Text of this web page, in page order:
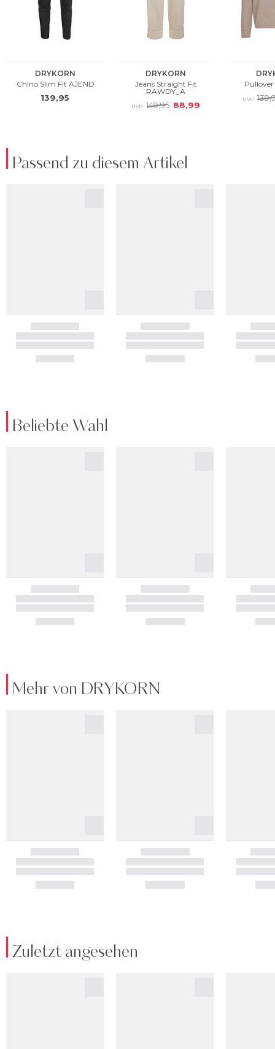
Passend zu diesem Artikel
Beliebte Wahl
Mehr von DRYKORN
Zuletzt angesehen